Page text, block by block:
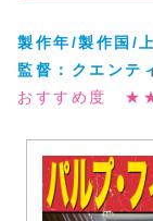
製作年/製作国/
監督： クエンテ
おすすめ度